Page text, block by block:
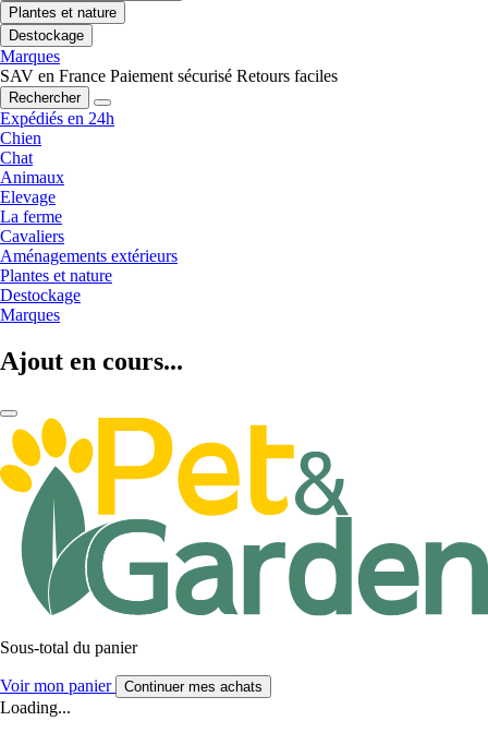
Plantes et nature
Destockage
Marques
SAV en France Paiement sécurisé Retours faciles
Rechercher
Expédiés en 24h
Chien
Chat
Animaux
Elevage
La ferme
Cavaliers
Aménagements extérieurs
Plantes et nature
Destockage
Marques
Ajout en cours...
Sous-total du panier
Voir mon panier Continuer mes achats
Loading...